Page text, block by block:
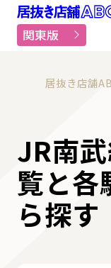
居抜き
関東版
居抜き店舗
JR南
覧と各
ら探す